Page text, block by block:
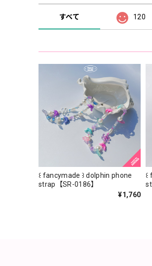
すべて 120
꒰ fancymade ꒱ dolphin phone
strap【SR-0186】
¥1,760